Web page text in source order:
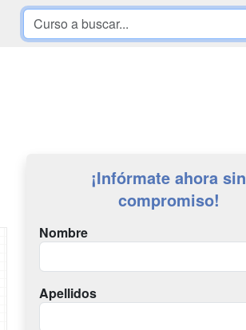
¡Infórmate ahora sin
compromiso!
Nombre
Apellidos